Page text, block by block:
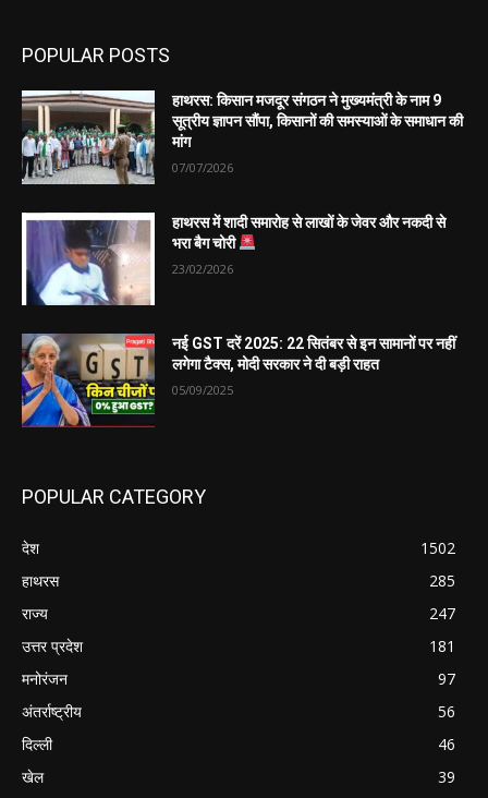
POPULAR POSTS
हाथरस: किसान मजदूर संगठन ने मुख्यमंत्री के नाम 9
सूत्रीय ज्ञापन सौंपा, किसानों की समस्याओं के समाधान की
मांग
07/07/2026
हाथरस में शादी समारोह से लाखों के जेवर और नकदी से
भरा बैग चोरी
23/02/2026
नई GST दरें 2025: 22 सितंबर से इन सामानों पर नहीं
लगेगा टैक्स, मोदी सरकार ने दी बड़ी राहत
05/09/2025
POPULAR CATEGORY
देश
1502
हाथरस
285
राज्य
247
उत्तर प्रदेश
181
मनोरंजन
97
अंतर्राष्ट्रीय
56
दिल्ली
46
खेल
39